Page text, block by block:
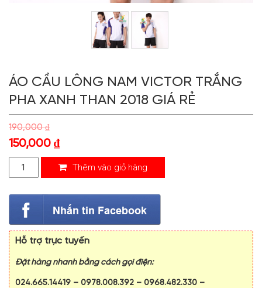
ÁO CẦU LÔNG NAM VICTOR TRẮNG
PHA XANH THAN 2018 GIÁ RẺ
190,000₫
150,000 ₫
Thêm vào giỏ hàng
Hỗ trợ trực tuyến
Đặt hàng nhanh bằng cách gọi điện:
024.665.14419 – 0978.008.392 – 0968.482.330 –